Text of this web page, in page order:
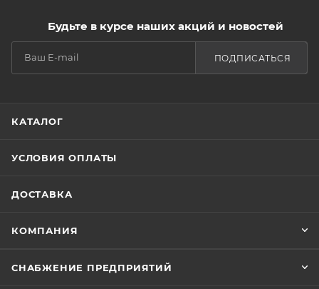
Будьте в курсе наших акций и новостей
ПОДПИСАТЬСЯ
КАТАЛОГ
УСЛОВИЯ ОПЛАТЫ
ДОСТАВКА
КОМПАНИЯ
СНАБЖЕНИЕ ПРЕДПРИЯТИЙ